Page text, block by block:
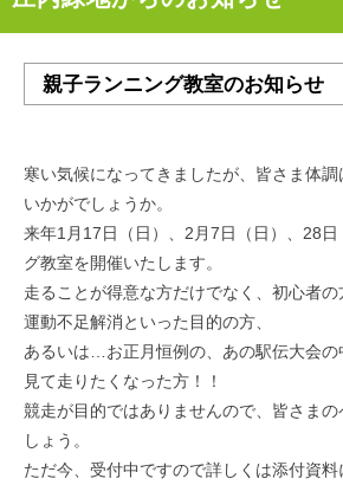
親子ランニング教室のお知らせ
寒い気候になってきましたが、皆さま体調
いかがでしょうか。
来年1月17日（日）、2月7日（日）、28
グ教室を開催いたします。
走ることが得意な方だけでなく、初心者の
運動不足解消といった目的の方、
あるいは…お正月恒例の、あの駅伝大会の
見て走りたくなった方！！
競走が目的ではありませんので、皆さまの
しょう。
ただ今、受付中ですので詳しくは添付資料